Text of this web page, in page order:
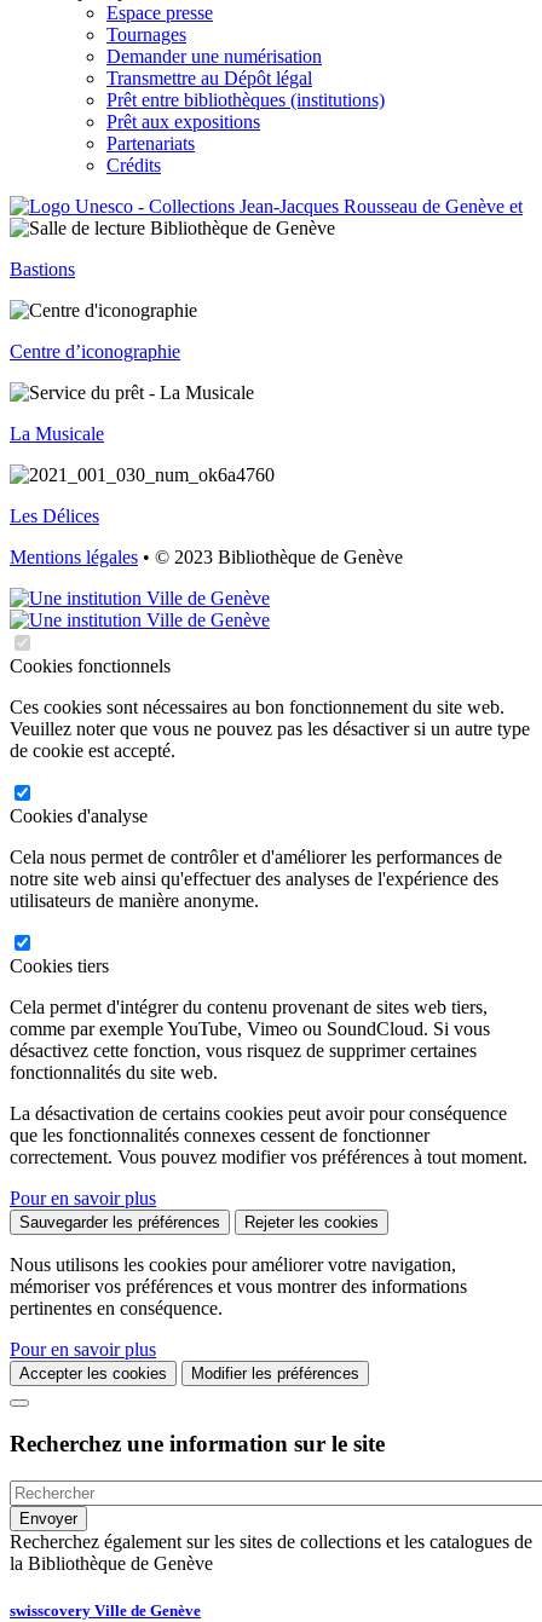
Espace presse
Tournages
Demander une numérisation
Transmettre au Dépôt légal
Prêt entre bibliothèques (institutions)
Prêt aux expositions
Partenariats
Crédits
Bastions
Centre d’iconographie
La Musicale
Les Délices
Mentions légales • © 2023 Bibliothèque de Genève
Cookies fonctionnels
Ces cookies sont nécessaires au bon fonctionnement du site web.
Veuillez noter que vous ne pouvez pas les désactiver si un autre type
de cookie est accepté.
Cookies d'analyse
Cela nous permet de contrôler et d'améliorer les performances de
notre site web ainsi qu'effectuer des analyses de l'expérience des
utilisateurs de manière anonyme.
Cookies tiers
Cela permet d'intégrer du contenu provenant de sites web tiers,
comme par exemple YouTube, Vimeo ou SoundCloud. Si vous
désactivez cette fonction, vous risquez de supprimer certaines
fonctionnalités du site web.
La désactivation de certains cookies peut avoir pour conséquence
que les fonctionnalités connexes cessent de fonctionner
correctement. Vous pouvez modifier vos préférences à tout moment.
Pour en savoir plus
Sauvegarder les préférences Rejeter les cookies
Nous utilisons les cookies pour améliorer votre navigation,
mémoriser vos préférences et vous montrer des informations
pertinentes en conséquence.
Pour en savoir plus
Accepter les cookies Modifier les préférences
Recherchez une information sur le site
Recherchez également sur les sites de collections et les catalogues de
la Bibliothèque de Genève
swisscovery Ville de Genève